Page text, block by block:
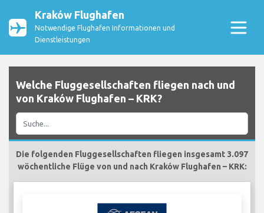
Kraków Flughafen
Notwendige Flughafen Informationen und
Dienstleistungen
Welche Fluggesellschaften fliegen nach und
von Kraków Flughafen – KRK?
Die folgenden Fluggesellschaften fliegen insgesamt 3.097
wöchentliche Flüge von und nach Kraków Flughafen – KRK: